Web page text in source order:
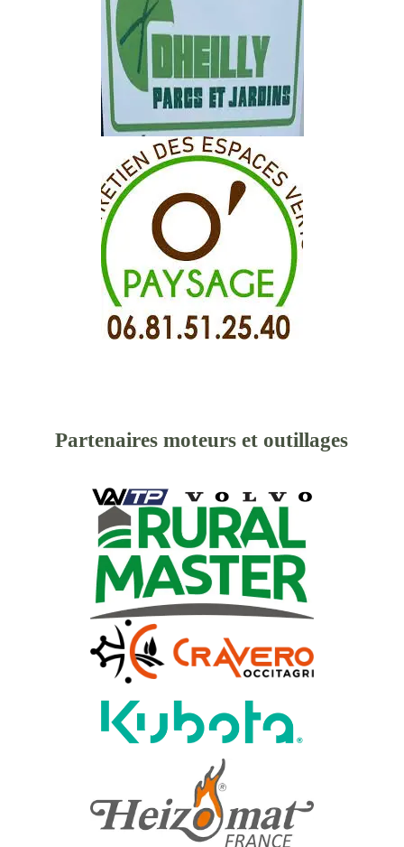
Partenaires moteurs et outillages